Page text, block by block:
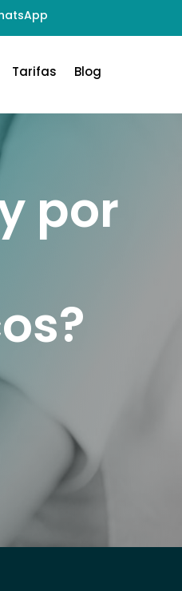
Tarifas
Blog
por